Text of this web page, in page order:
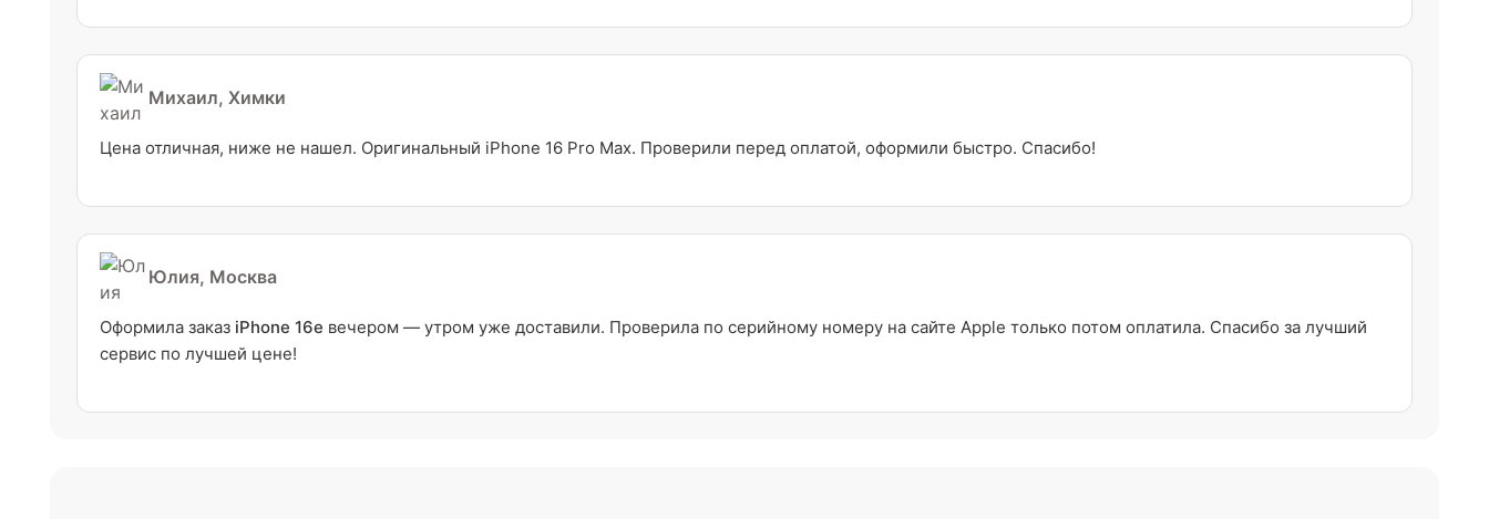
Михаил, Химки
Цена отличная, ниже не нашел. Оригинальный iPhone 16 Pro Max. Проверили перед оплатой, оформили быстро. Спасибо!
Юлия, Москва
Оформила заказ iPhone 16e вечером — утром уже доставили. Проверила по серийному номеру на сайте Apple только потом оплатила. Спасибо за лучший
сервис по лучшей цене!